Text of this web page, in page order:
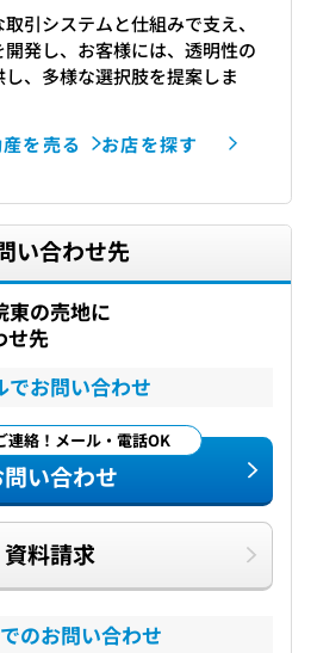
引システムと仕組みで支え、
発し、お客様には、透明性の
、多様な選択肢を提案しま
を売る
お店を探す
い合わせ先
東の売地に
せ先
でお問い合わせ
連絡！メール・電話OK
い合わせ
資料請求
のお問い合わせ